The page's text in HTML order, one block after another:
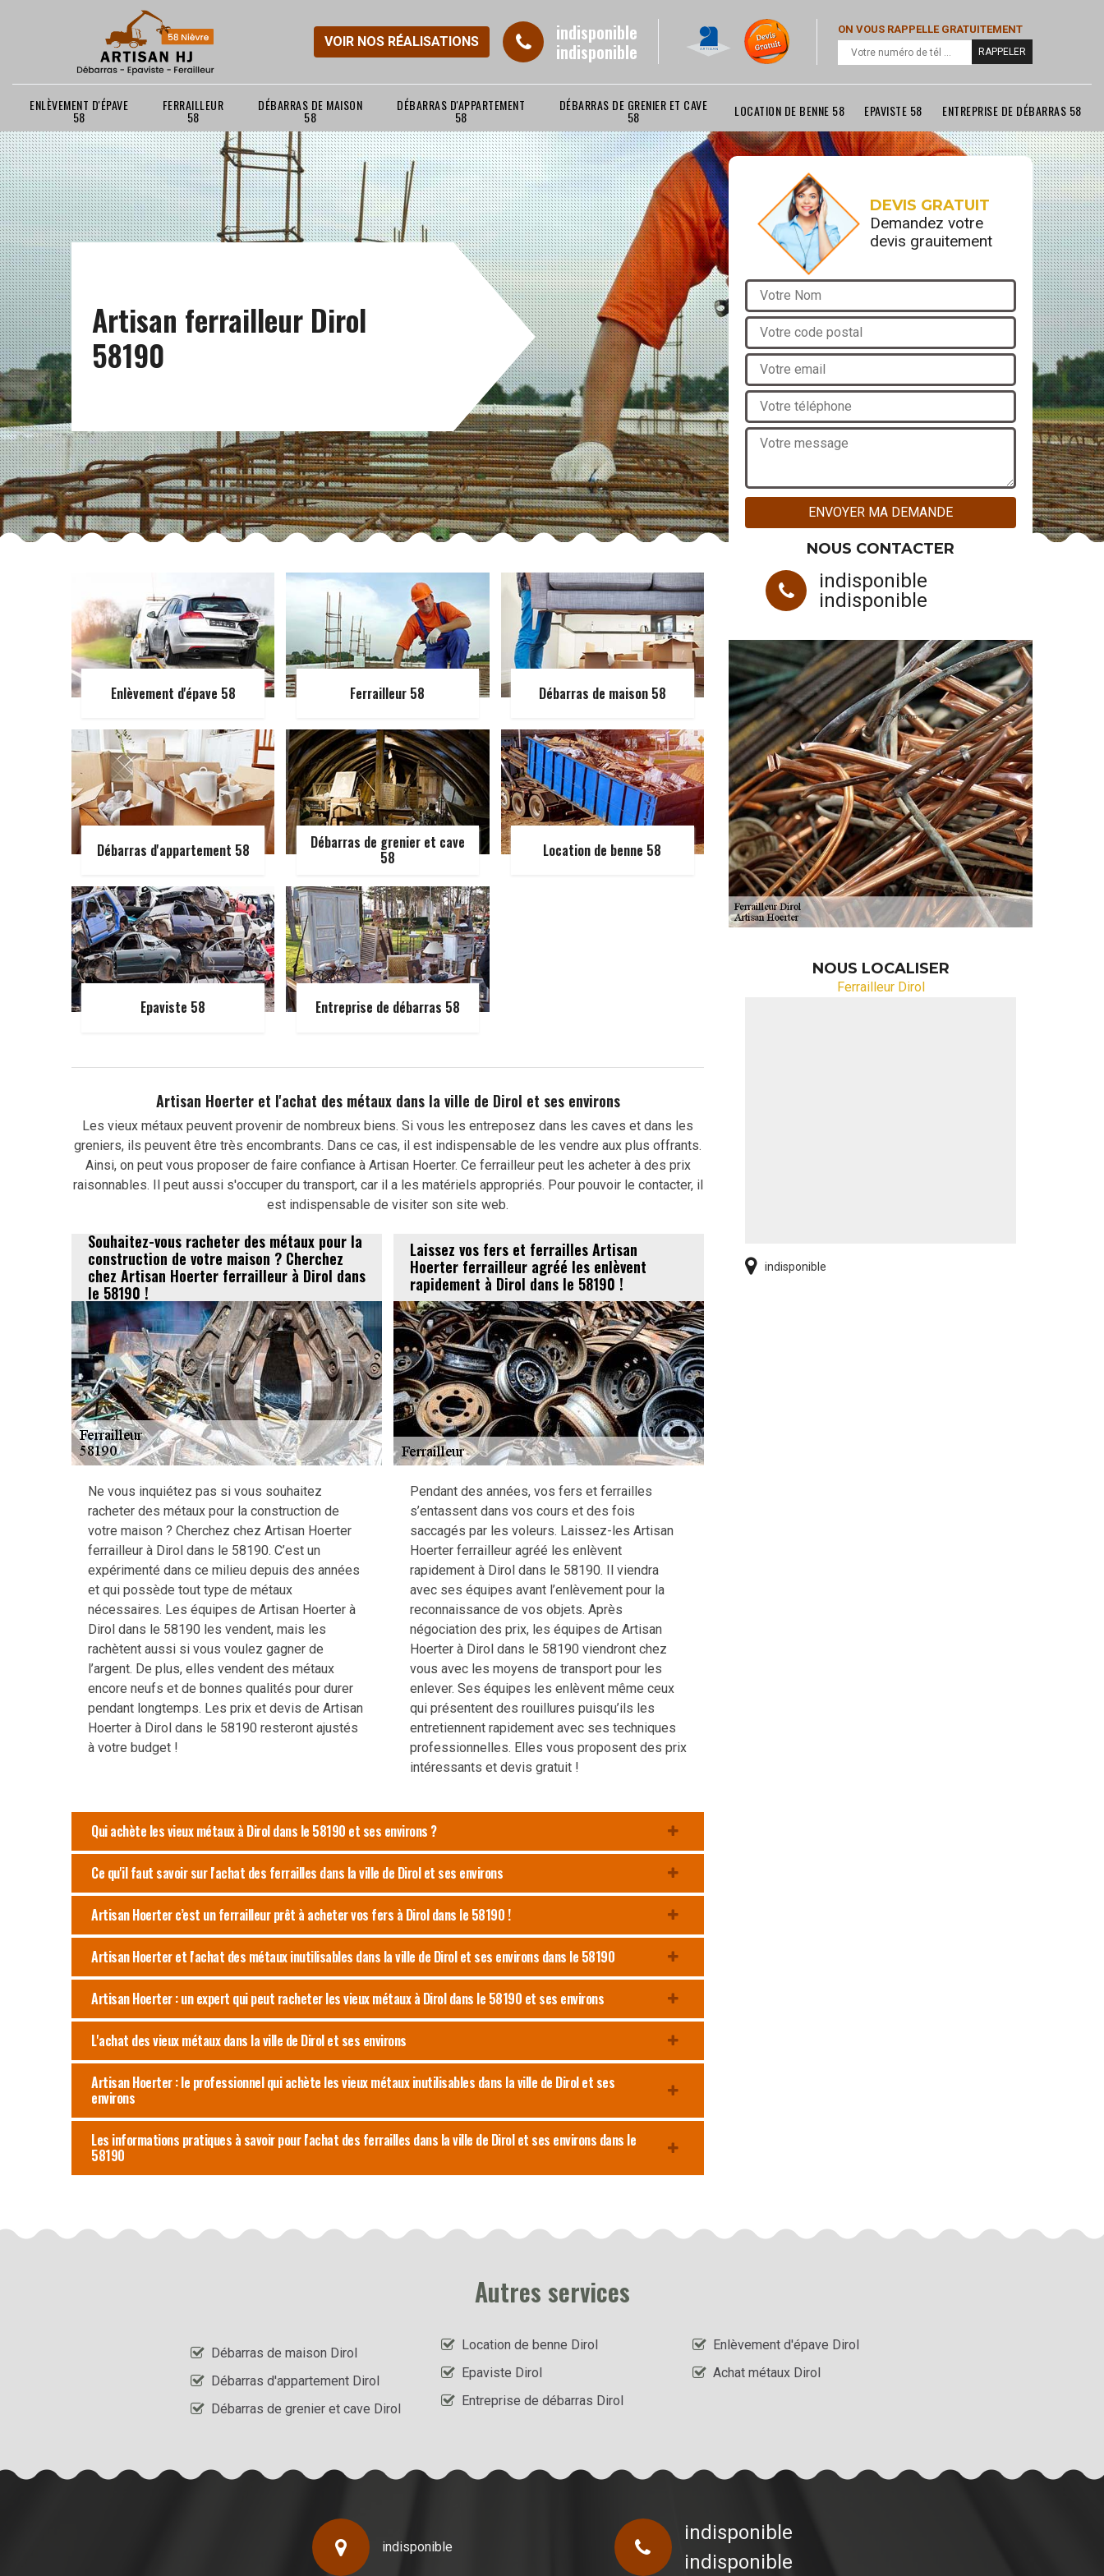
VOIR NOS RÉALISATIONS
indisponible
indisponible
ON VOUS RAPPELLE GRATUITEMENT
ENLÈVEMENT D'ÉPAVE
58
FERRAILLEUR
58
DÉBARRAS DE MAISON
58
DÉBARRAS D'APPARTEMENT
58
DÉBARRAS DE GRENIER ET CAVE
58 LOCATION DE BENNE 58 EPAVISTE 58 ENTREPRISE DE DÉBARRAS 58
Artisan ferrailleur Dirol
58190
Enlèvement d'épave 58 Ferrailleur 58 Débarras de maison 58
Débarras d'appartement 58 Débarras de grenier et cave
58 Location de benne 58
Epaviste 58 Entreprise de débarras 58
Artisan Hoerter et l'achat des métaux dans la ville de Dirol et ses environs
Les vieux métaux peuvent provenir de nombreux biens. Si vous les entreposez dans les caves et dans les
greniers, ils peuvent être très encombrants. Dans ce cas, il est indispensable de les vendre aux plus offrants.
Ainsi, on peut vous proposer de faire confiance à Artisan Hoerter. Ce ferrailleur peut les acheter à des prix
raisonnables. Il peut aussi s'occuper du transport, car il a les matériels appropriés. Pour pouvoir le contacter, il
est indispensable de visiter son site web.
Souhaitez-vous racheter des métaux pour la
construction de votre maison ? Cherchez
chez Artisan Hoerter ferrailleur à Dirol dans
le 58190 !
Ne vous inquiétez pas si vous souhaitez
racheter des métaux pour la construction de
votre maison ? Cherchez chez Artisan Hoerter
ferrailleur à Dirol dans le 58190. C’est un
expérimenté dans ce milieu depuis des années
et qui possède tout type de métaux
nécessaires. Les équipes de Artisan Hoerter à
Dirol dans le 58190 les vendent, mais les
rachètent aussi si vous voulez gagner de
l’argent. De plus, elles vendent des métaux
encore neufs et de bonnes qualités pour durer
pendant longtemps. Les prix et devis de Artisan
Hoerter à Dirol dans le 58190 resteront ajustés
à votre budget !
Laissez vos fers et ferrailles Artisan
Hoerter ferrailleur agréé les enlèvent
rapidement à Dirol dans le 58190 !
Pendant des années, vos fers et ferrailles
s’entassent dans vos cours et des fois
saccagés par les voleurs. Laissez-les Artisan
Hoerter ferrailleur agréé les enlèvent
rapidement à Dirol dans le 58190. Il viendra
avec ses équipes avant l’enlèvement pour la
reconnaissance de vos objets. Après
négociation des prix, les équipes de Artisan
Hoerter à Dirol dans le 58190 viendront chez
vous avec les moyens de transport pour les
enlever. Ses équipes les enlèvent même ceux
qui présentent des rouillures puisqu’ils les
entretiennent rapidement avec ses techniques
professionnelles. Elles vous proposent des prix
intéressants et devis gratuit !
Qui achète les vieux métaux à Dirol dans le 58190 et ses environs ?
Ce qu'il faut savoir sur l'achat des ferrailles dans la ville de Dirol et ses environs
Artisan Hoerter c’est un ferrailleur prêt à acheter vos fers à Dirol dans le 58190 !
Artisan Hoerter et l'achat des métaux inutilisables dans la ville de Dirol et ses environs dans le 58190
Artisan Hoerter : un expert qui peut racheter les vieux métaux à Dirol dans le 58190 et ses environs
L'achat des vieux métaux dans la ville de Dirol et ses environs
Artisan Hoerter : le professionnel qui achète les vieux métaux inutilisables dans la ville de Dirol et ses
environs
Les informations pratiques à savoir pour l'achat des ferrailles dans la ville de Dirol et ses environs dans le
58190
DEVIS GRATUIT
Demandez votre
devis grauitement
NOUS CONTACTER
indisponible
indisponible
NOUS LOCALISER
Ferrailleur Dirol
indisponible
Autres services
Débarras de maison Dirol
Débarras d'appartement Dirol
Débarras de grenier et cave Dirol
Location de benne Dirol
Epaviste Dirol
Entreprise de débarras Dirol
Enlèvement d'épave Dirol
Achat métaux Dirol
indisponible
indisponible
indisponible